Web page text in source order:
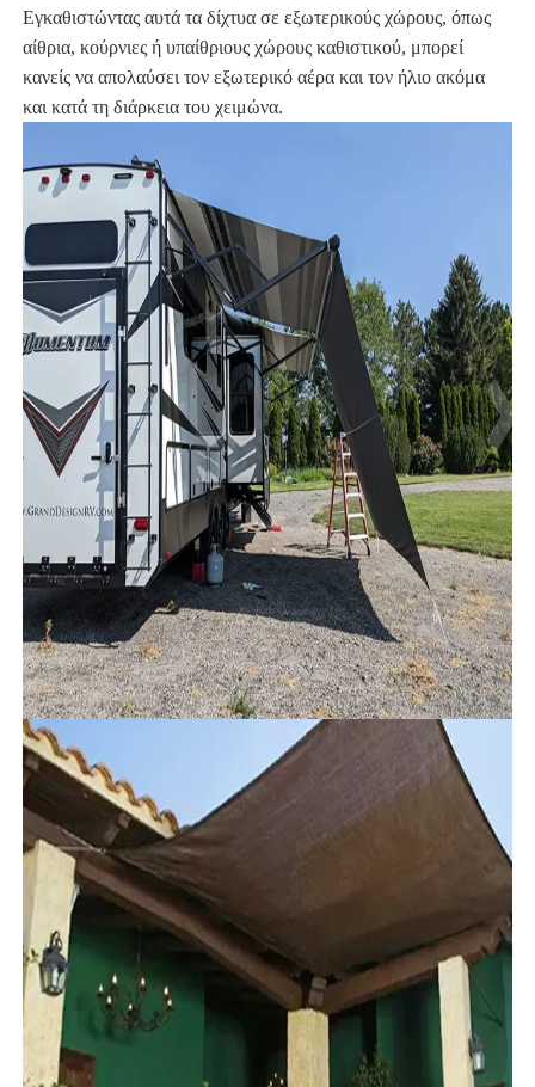
Εγκαθιστώντας αυτά τα δίχτυα σε εξωτερικούς χώρους, όπως
αίθρια, κούρνιες ή υπαίθριους χώρους καθιστικού, μπορεί
κανείς να απολαύσει τον εξωτερικό αέρα και τον ήλιο ακόμα
και κατά τη διάρκεια του χειμώνα.